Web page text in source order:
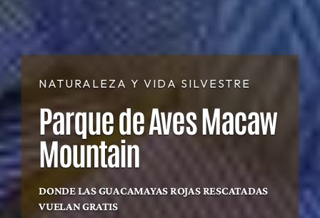
NATURALEZA Y VIDA SILVESTRE
Parque de Aves Macaw
Mountain
DONDE LAS GUACAMAYAS ROJAS RESCATADAS
VUELAN GRATIS